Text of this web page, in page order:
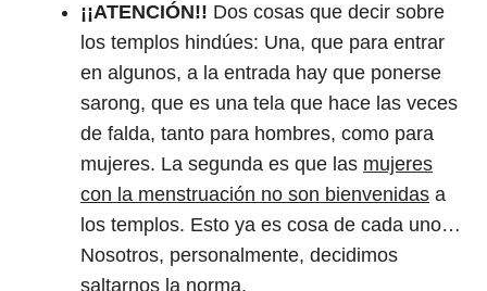
¡¡ATENCIÓN!! Dos cosas que decir sobre
los templos hindúes: Una, que para entrar
en algunos, a la entrada hay que ponerse
sarong, que es una tela que hace las veces
de falda, tanto para hombres, como para
mujeres. La segunda es que las mujeres
con la menstruación no son bienvenidas a
los templos. Esto ya es cosa de cada uno…
Nosotros, personalmente, decidimos
saltarnos la norma.